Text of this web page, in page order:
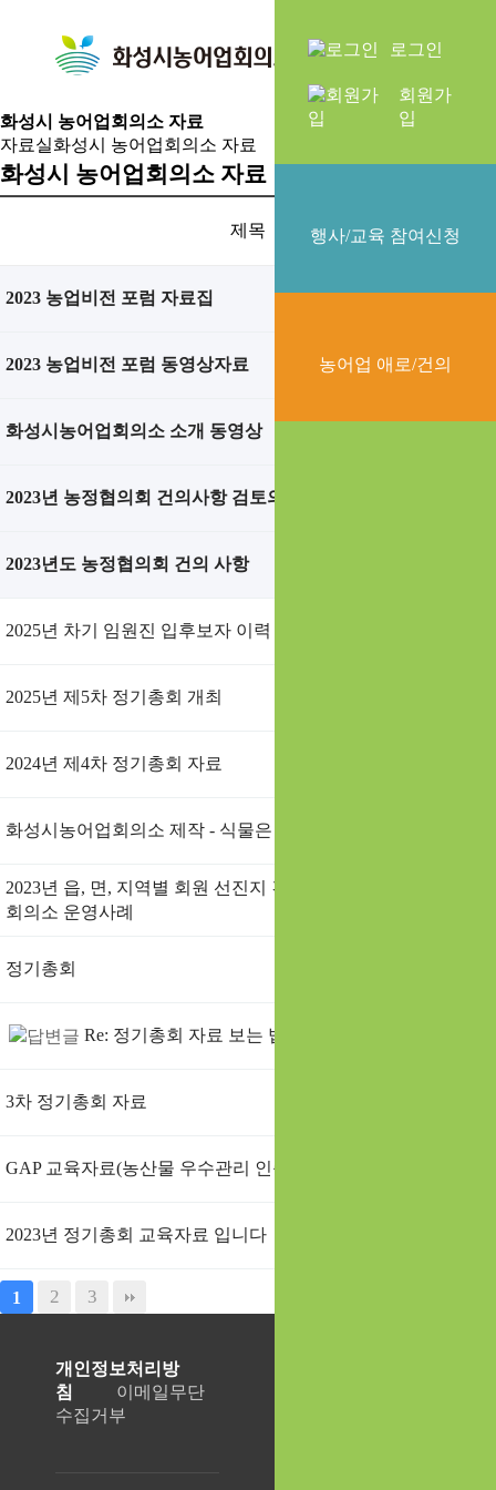
화
시
의
소
알
마
로그인
회원가
입
행사/교육 참여신청
농어업 애로/건의
화성시 농어업회의소 자료
자료실화성시 농어업회의소 자료
화성시 농어업회의소 자료
제목
2023 농업비전 포럼 자료집
2023 농업비전 포럼 동영상자료
화성시농어업회의소 소개 동영상
2023년 농정협의회 건의사항 검토의견 (농정과 회신)
2023년도 농정협의회 건의 사항
2025년 차기 임원진 입후보자 이력 및 자기소개서 공지
2025년 제5차 정기총회 개최
2024년 제4차 정기총회 자료
화성시농어업회의소 제작 - 식물은 무엇으로 사는가 (동영상)
2023년 읍, 면, 지역별 회원 선진지 견학 교육 자료-익산시농업
회의소 운영사례
정기총회
Re: 정기총회 자료 보는 법
3차 정기총회 자료
GAP 교육자료(농산물 우수관리 인증)
2023년 정기총회 교육자료 입니다
1 2 3
개인정보처리방
침
이메일무단
수집거부